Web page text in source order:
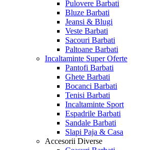
Pulovere Barbati
Bluze Barbati
Jeansi & Blugi
Veste Barbati
Sacouri Barbati
Paltoane Barbati
Incaltaminte Super Oferte
Pantofi Barbati
Ghete Barbati
Bocanci Barbati
Tenisi Barbati
Incaltaminte Sport
Espadrile Barbati
Sandale Barbati
Slapi Paja & Casa
Accesorii Diverse